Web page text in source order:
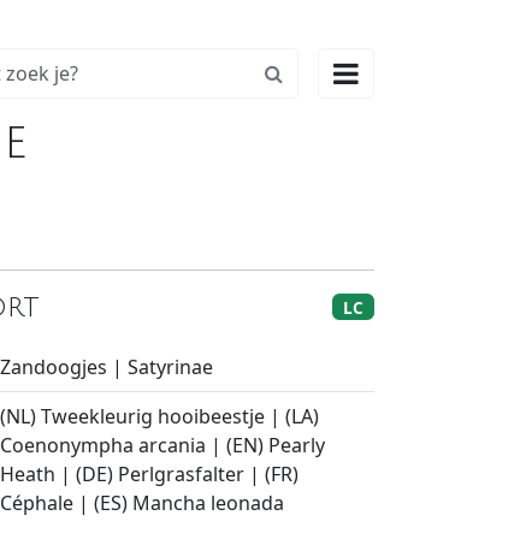

LC
Zandoogjes | Satyrinae
(NL) Tweekleurig hooibeestje | (LA)
Coenonympha arcania | (EN) Pearly
Heath | (DE) Perlgrasfalter | (FR)
Céphale | (ES) Mancha leonada